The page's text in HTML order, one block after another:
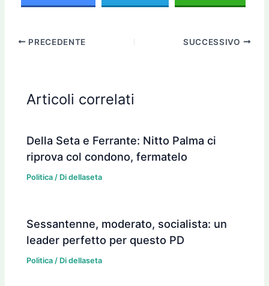
PRECEDENTE SUCCESSIVO
Articoli correlati
Della Seta e Ferrante: Nitto Palma ci
riprova col condono, fermatelo
Politica / Didellaseta
Sessantenne, moderato, socialista: un
leader perfetto per questo PD
Politica / Didellaseta